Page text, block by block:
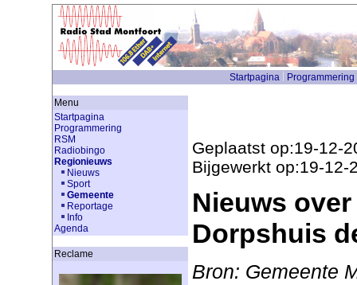
Startpagina Programmering
Menu
Startpagina
Programmering
RSM
Radiobingo
Regionieuws
Nieuws
Sport
Gemeente
Reportage
Info
Agenda
Reclame
Geplaatst op:19-12-
Bijgewerkt op:19-12-
Nieuws
Dorpshuis
Bron: Gemeente